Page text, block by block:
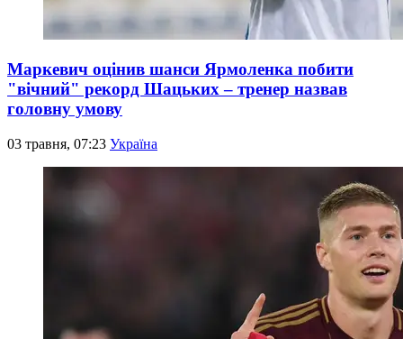
Маркевич оцінив шанси Ярмоленка побити
"вічний" рекорд Шацьких – тренер назвав
головну умову
03 травня, 07:23 Україна